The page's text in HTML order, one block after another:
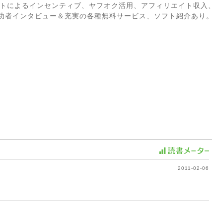
よるインセンティブ、ヤフオク活用、アフィリエイト収入、
インタビュー＆充実の各種無料サービス、ソフト紹介あり。
2011-02-06